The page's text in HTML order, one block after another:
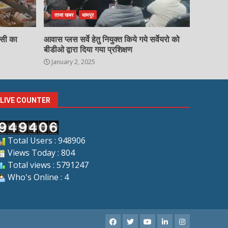
का
ताजा खबर धामपुर
आवास प्लस सर्वे हेतु नियुक्त किये गये सर्वेयरो को
बीडीओ द्वारा दिया गया प्रशिक्षण
January 2, 2025
LIVE COUNTER
Total Users : 948906
Views Today : 804
Total views : 5791247
Who's Online : 4
Facebook
X YoutubeLinkedInInstagram